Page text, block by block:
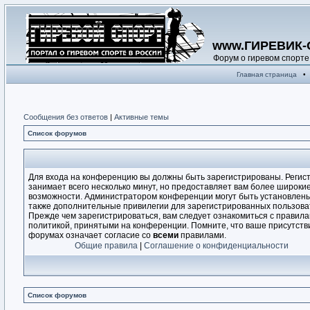
Форум о гиревом спорте
Главная страница •
Сообщения без ответов | Активные темы
Список форумов
Для входа на конференцию вы должны быть зарегистрированы.
занимает всего несколько минут, но предоставляет вам более
возможности. Администратором конференции могут быть
также дополнительные привилегии для зарегистрированных
Прежде чем зарегистрироваться, вам следует ознакомиться с
политикой, принятыми на конференции. Помните, что ваше
форумах означает согласие со всеми правилами.
Общие правила
Соглашение о конфиденциальности
Список форумов